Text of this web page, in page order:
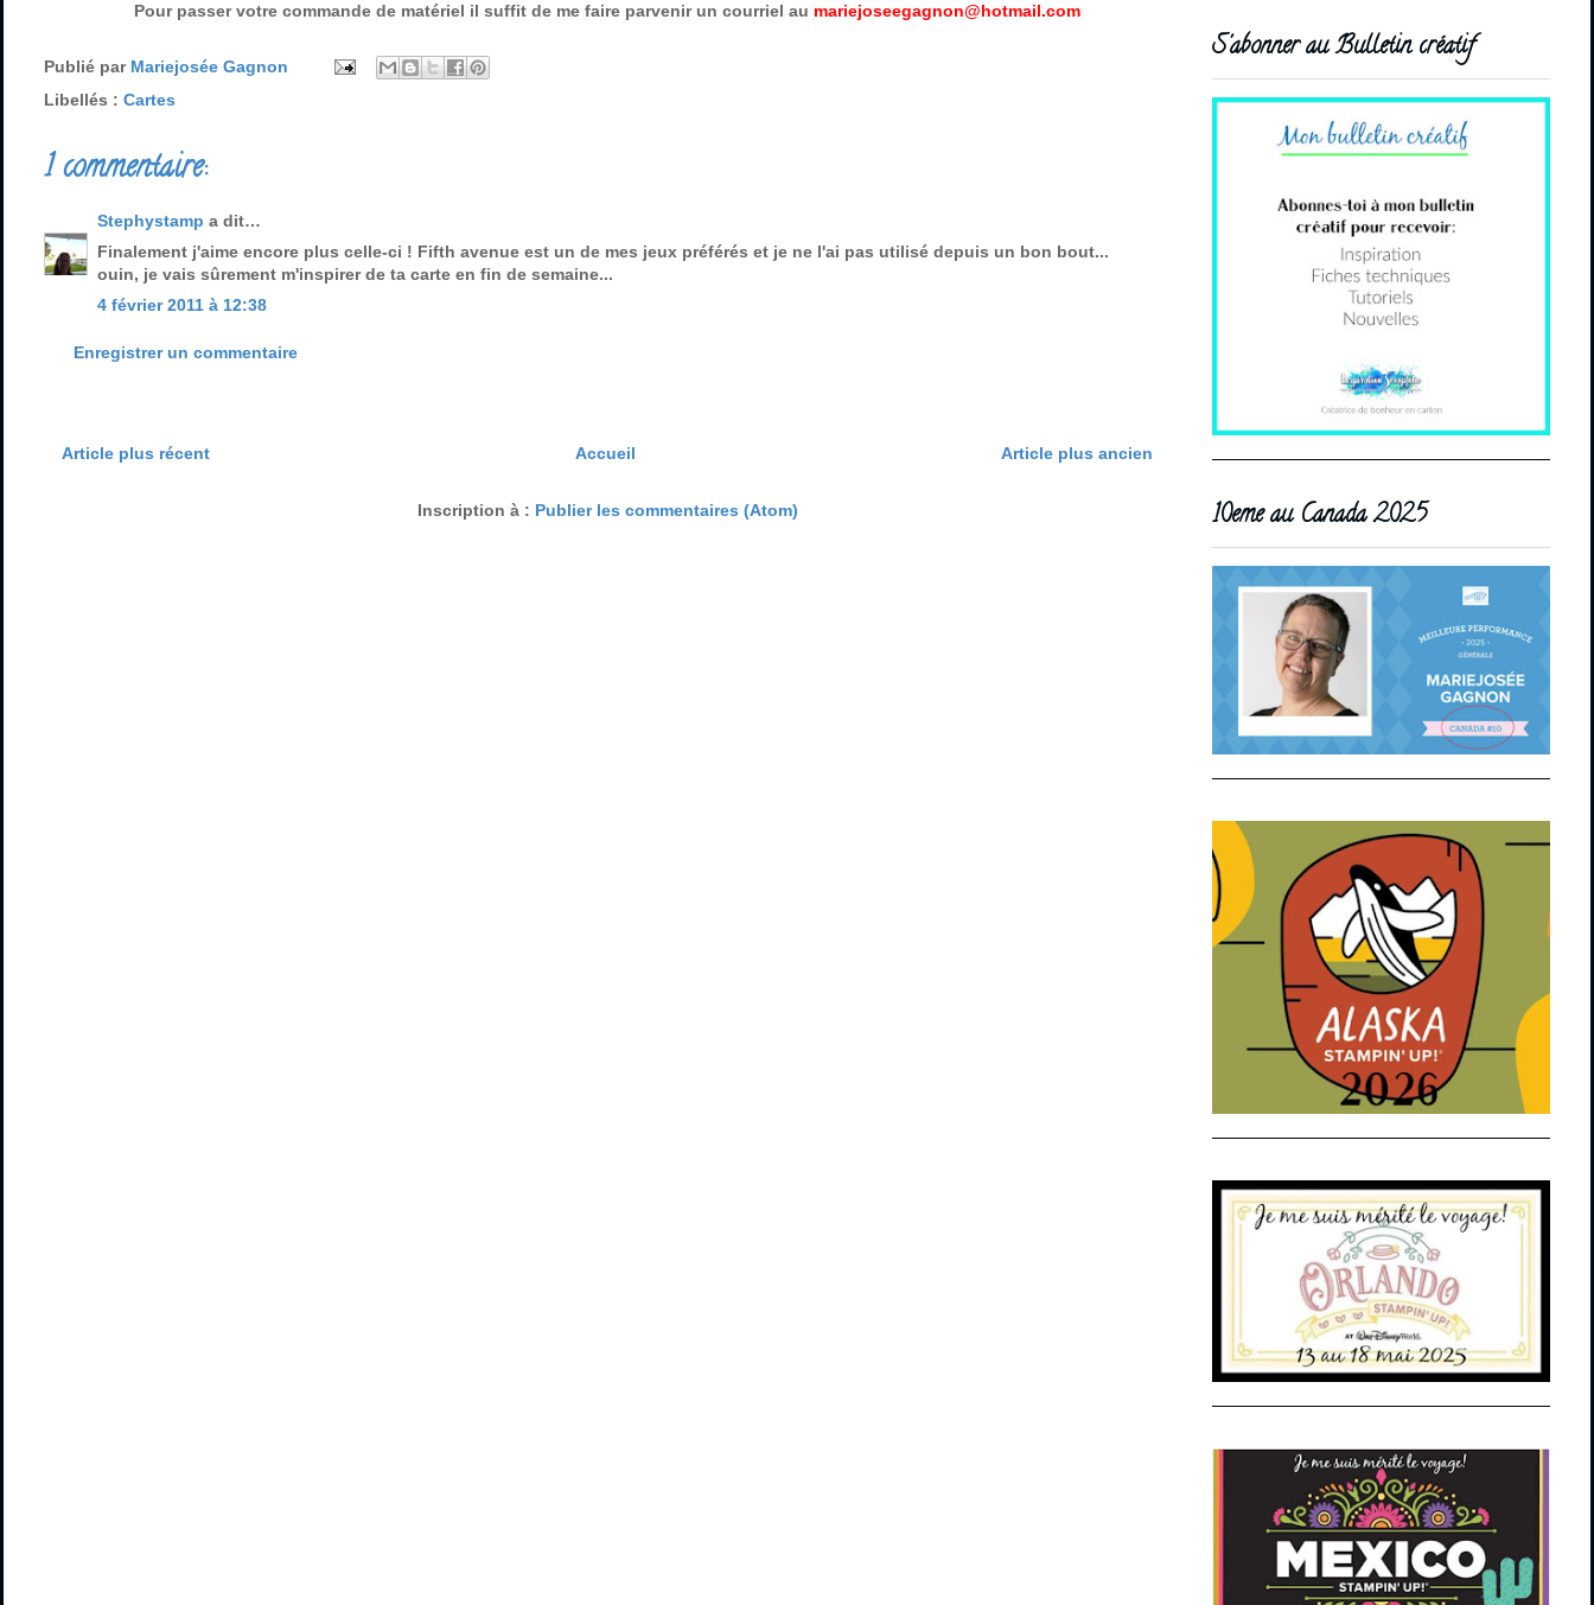
Pour passer votre commande de matériel il suffit de me faire parvenir un courriel au mariejoseegagnon@hotmail.com
Publié par Mariejosée Gagnon
Libellés : Cartes
1 commentaire:
Stephystamp a dit…
Finalement j'aime encore plus celle-ci ! Fifth avenue est un de mes jeux préférés et je ne l'ai pas utilisé depuis un bon bout...
ouin, je vais sûrement m'inspirer de ta carte en fin de semaine...
4 février 2011 à 12:38
Enregistrer un commentaire
Article plus récent Article plus ancien
Accueil
Inscription à : Publier les commentaires (Atom)
S'abonner au Bulletin créatif
10eme au Canada 2025